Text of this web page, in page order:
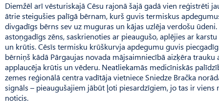
Diemžēl arī vēsturiskajā Cēsu rajonā šajā gadā vien reģistrēti
ātrie steigušies palīgā bērnam, kurš guvis termiskus
divgadīgs bērns sev uz muguras un kājas uzlēja verdošu
astoņgadīgs zēns, saskrienoties ar pieaugušo, aplējies ar
un krūtis. Cēsīs termisku krūškurvja apdegumu guvis
bērniņš kādā Pārgaujas novada mājsaimniecībā aizķēra
applaucēja krūtis un vēderu. Neatlie­kamās medicīniskās
zemes reģionālā centra vadītāja vietniece Sniedze Bračka
signāls – pieaugušajiem jābūt ļoti piesardzīgiem, jo tas ir
noticis.